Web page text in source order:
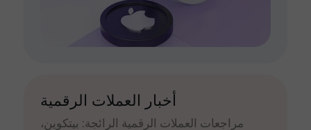
أخبار العملات الرقمية
مراجعات العملات الرقمية الرائجة: بيتكوين،